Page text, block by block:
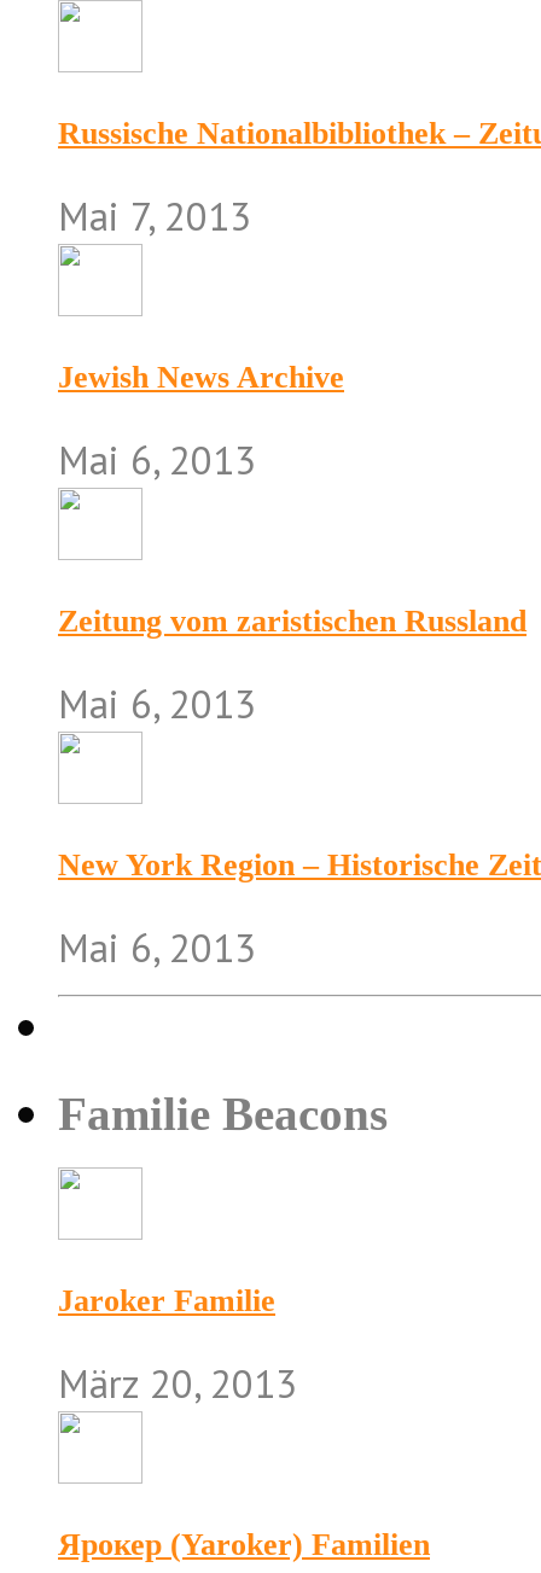
Russische Nationalbibliothek –
Mai 7, 2013
Jewish News Archive
Mai 6, 2013
Zeitung vom zaristischen Russland
Mai 6, 2013
New York Region – Historische
Mai 6, 2013
Familie Beacons
Jaroker Familie
März 20, 2013
Ярокер (Yaroker) Familien